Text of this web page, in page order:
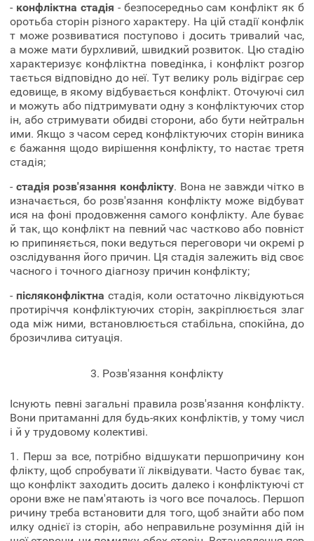
- конфліктна стадія - безпосередньо сам конфлікт як б
оротьба сторін різного характеру. На цій стадії конфлік
т може розвиватися поступово і досить тривалий час,
а може мати бурхливий, швидкий розвиток. Цю стадію
характеризує конфліктна поведінка, і конфлікт розгор
тається відповідно до неї. Тут велику роль відіграє сер
едовище, в якому відбувається конфлікт. Оточуючі сил
и можуть або підтримувати одну з конфліктуючих стор
ін, або стримувати обидві сторони, або бути нейтральн
ими. Якщо з часом серед конфліктуючих сторін виника
є бажання щодо вирішення конфлікту, то настає третя
стадія;
- стадія розв'язання конфлікту. Вона не завжди чітко в
изначається, бо розв'язання конфлікту може відбуват
ися на фоні продовження самого конфлікту. Але буває
й так, що конфлікт на певний час частково або повніст
ю припиняється, поки ведуться переговори чи окремі р
озслідування його причин. Ця стадія залежить від своє
часного і точного діагнозу причин конфлікту;
- післяконфліктна стадія, коли остаточно ліквідуються
протиріччя конфліктуючих сторін, закріплюється злаг
ода між ними, встановлюється стабільна, спокійна, до
брозичлива ситуація.
3. Розв'язання конфлікту
Існують певні загальні правила розв'язання конфлікту.
Вони притаманні для будь-яких конфліктів, у тому числ
і й у трудовому колективі.
1. Перш за все, потрібно відшукати першопричину кон
флікту, щоб спробувати її ліквідувати. Часто буває так,
що конфлікт заходить досить далеко і конфліктуючі ст
орони вже не пам'ятають із чого все почалось. Першоп
ричину треба встановити для того, щоб знайти або пом
илку однієї із сторін, або неправильне розуміння дій ін